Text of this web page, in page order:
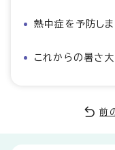
熱中症を予防しま
これからの暑さ
前